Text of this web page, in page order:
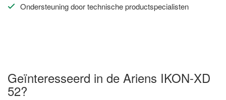
Ondersteuning door technische productspecialisten
Geïnteresseerd in de Ariens IKON-XD
52?